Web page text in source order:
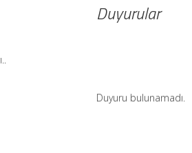
Duyurular
Duyuru bulunamadı.